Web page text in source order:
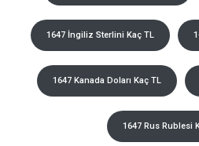
1647 İngiliz Sterlini Kaç TL
1647 Kanada Doları Kaç TL
1647 Rus Rublesi